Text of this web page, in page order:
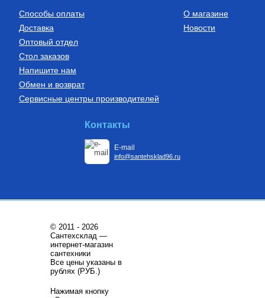
Способы оплаты
Доставка
Оптовый отдел
Стол заказов
Напишите нам
Обмен и возврат
Сервисные центры производителей
О магазине
Новости
Контакты
E-mail
info@santehsklad96.ru
© 2011 - 2026
Сантехсклад —
интернет-магазин
сантехники
Все цены указаны в
рублях (РУБ.)
Нажимая кнопку